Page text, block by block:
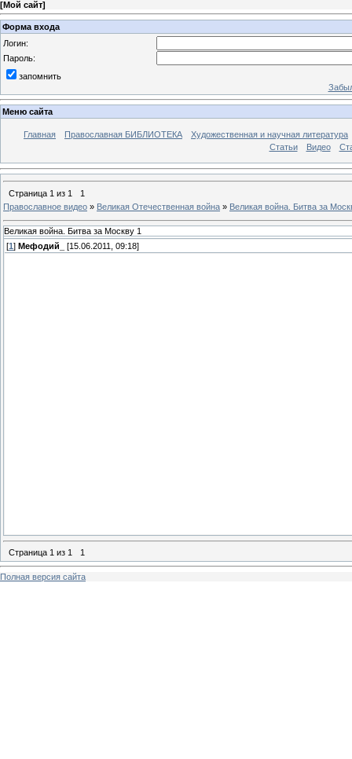
[Мой сайт]
Форма входа
Логин:
Пароль:
запомнить
Меню сайта
Главная Православная БИБЛИОТЕКА
Художественная и научная литература
Статьи
Видео
Страница 1 из 1
1
Православное видео » Великая Отечественная война » Великая война. Битва за
Великая война. Битва за Москву 1
[1 ] Мефодий_ [15.06.2011, 09:18]
Страница 1 из 1 1
Полная версия сайта